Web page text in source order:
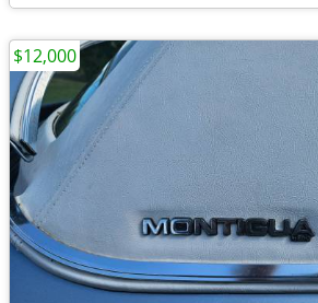
$12,000